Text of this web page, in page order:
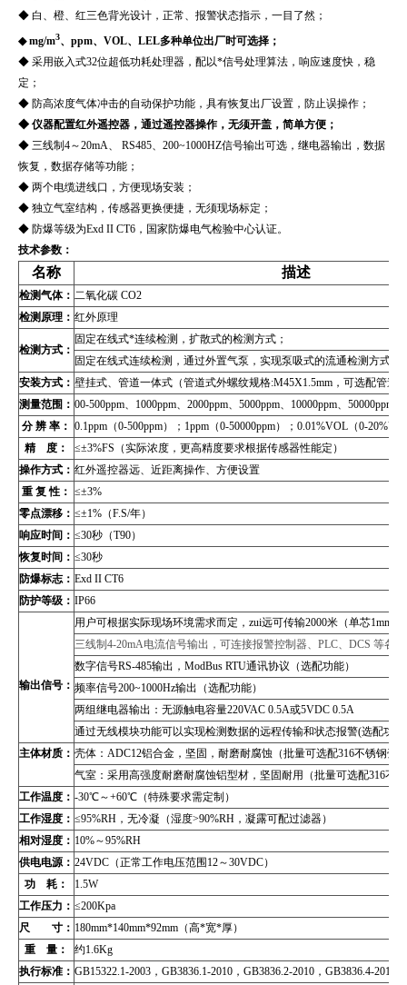
◆ 白、橙、红三色背光设计，正常、报警状态指示，一目了然；
◆ mg/m3、ppm、VOL、LEL多种单位出厂时可选择；
◆ 采用嵌入式32位超低功耗处理器，配以*信号处理算法，响应速度快，稳
定；
◆ 防高浓度气体冲击的自动保护功能，具有恢复出厂设置，防止误操作；
◆ 仪器配置红外遥控器，通过遥控器操作，无须开盖，简单方便；
◆ 三线制4～20mA、 RS485、200~1000HZ信号输出可选，继电器输出，数据
恢复，数据存储等功能；
◆ 两个电缆进线口，方便现场安装；
◆ 独立气室结构，传感器更换便捷，无须现场标定；
◆ 防爆等级为Exd II CT6，国家防爆电气检验中心认证。
技术参数：
名称 描述
检测气体： 二氧化碳 CO2
检测原理： 红外原理
检测方式：
固定在线式*连续检测，扩散式的检测方式；
固定在线式连续检测，通过外置气泵，实现泵吸式的流通检测方式（
安装方式： 壁挂式、管道一体式（管道式外螺纹规格:M45X1.5mm，可选配管道
测量范围： 00-500ppm 、1000ppm、2000ppm、5000ppm、10000ppm、50000ppm
分 辨 率： 0.1ppm （0-500ppm）；1ppm（0-50000ppm）；0.01%VOL（0-
精 度：
≤±3%FS（实际浓度，更高精度要求根据传感器性能定）
操作方式： 红外遥控器远、近距离操作、方便设置
重 复 性： ≤±3%
零点漂移： ≤±1%（F.S/年）
响应时间： ≤30秒（T90）
恢复时间： ≤30秒
防爆标志： Exd II CT6
防护等级： IP66
输出信号：
用户可根据实际现场环境需求而定，zui远可传输2000米（单芯1mm2
三线制4-20mA电流信号输出，可连接报警控制器、PLC、DCS 等各
数字信号RS-485输出， ModBus RTU通讯协议（选配功能）
频率信号200~1000Hz输出（选配功能）
两组继电器输出：无源触电容量220VAC 0.5A或5VDC 0.5A
通过无线模块功能可以实现检测数据的远程传输和状态报警(选配功
主体材质： 壳体：ADC12铝合金，坚固，耐磨耐腐蚀（批量可选配316不锈钢壳
气室：采用高强度耐磨耐腐蚀铝型材，坚固耐用（批量可选配316不
工作温度： -30℃～+60℃（特殊要求需定制）
工作湿度： ≤95%RH，无冷凝（湿度>90%RH，凝露可配过滤器）
相对湿度： 10%～95%RH
供电电源： 24VDC （正常工作电压范围12～30VDC）
功 耗：
1.5W
工作压力： ≤200Kpa
尺 寸： 180mm*140mm*92mm （高*宽*厚）
重 量：
约1.6Kg
执行标准： GB15322.1-2003 ，GB3836.1-2010，GB3836.2-2010，GB3836.4-2010